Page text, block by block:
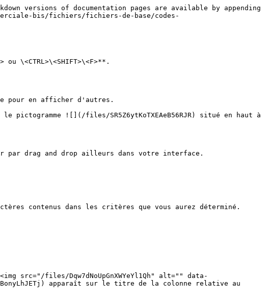
versions of documentation pages are available by appending
bis/fichiers/fichiers-de-base/codes-
\<CTRL>\<SHIFT>\<F>**.
pour en afficher d'autres.
![](/files/SR5Z6ytKoTXEAeB56RJR) situé en haut à
par drag and drop ailleurs dans votre interface.
contenus dans les critères que vous aurez déterminé.
src="/files/Dqw7dNoUpGnXWYeYl1Qh" alt="" data-
apparaît sur le titre de la colonne relative au